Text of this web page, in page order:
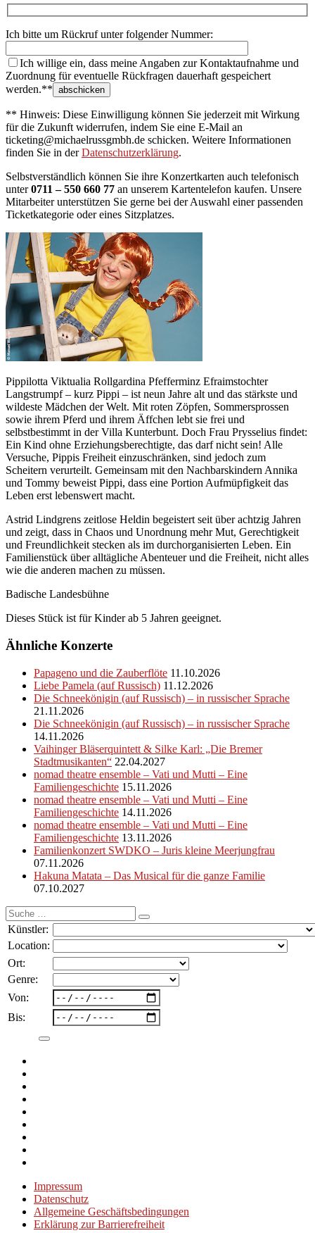
Ich bitte um Rückruf unter folgender Nummer:
Ich willige ein, dass meine Angaben zur Kontaktaufnahme und
Zuordnung für eventuelle Rückfragen dauerhaft gespeichert
werden.**
** Hinweis: Diese Einwilligung können Sie jederzeit mit Wirkung
für die Zukunft widerrufen, indem Sie eine E-Mail an
ticketing@michaelrussgmbh.de schicken. Weitere Informationen
finden Sie in derDatenschutzerklärung.
Selbstverständlich können Sie ihre Konzertkarten auch telefonisch
unter0711 – 550 660 77 an unserem Kartentelefon kaufen. Unsere
Mitarbeiter unterstützen Sie gerne bei der Auswahl einer passenden
Ticketkategorie oder eines Sitzplatzes.
Pippilotta Viktualia Rollgardina Pfefferminz Efraimstochter
Langstrumpf – kurz Pippi – ist neun Jahre alt und das stärkste und
wildeste Mädchen der Welt. Mit roten Zöpfen, Sommersprossen
sowie ihrem Pferd und ihrem Äffchen lebt sie frei und
selbstbestimmt in der Villa Kunterbunt. Doch Frau Prysselius findet:
Ein Kind ohne Erziehungsberechtigte, das darf nicht sein! Alle
Versuche, Pippis Freiheit einzuschränken, sind jedoch zum
Scheitern verurteilt. Gemeinsam mit den Nachbarskindern Annika
und Tommy beweist Pippi, dass eine Portion Aufmüpfigkeit das
Leben erst lebenswert macht.
Astrid Lindgrens zeitlose Heldin begeistert seit über achtzig Jahren
und zeigt, dass in Chaos und Unordnung mehr Mut, Gerechtigkeit
und Freundlichkeit stecken als im durchorganisierten Leben. Ein
Familienstück über alltägliche Abenteuer und die Freiheit, nicht alles
wie die anderen machen zu müssen.
Badische Landesbühne
Dieses Stück ist für Kinder ab 5 Jahren geeignet.
Ähnliche Konzerte
Papageno und die Zauberflöte 11.10.2026
Liebe Pamela (auf Russisch) 11.12.2026
Die Schneekönigin (auf Russisch) – in russischer Sprache
21.11.2026
Die Schneekönigin (auf Russisch) – in russischer Sprache
14.11.2026
Vaihinger Bläserquintett & Silke Karl: „Die Bremer
Stadtmusikanten“ 22.04.2027
nomad theatre ensemble – Vati und Mutti – Eine
Familiengeschichte 15.11.2026
nomad theatre ensemble – Vati und Mutti – Eine
Familiengeschichte 14.11.2026
nomad theatre ensemble – Vati und Mutti – Eine
Familiengeschichte 13.11.2026
Familienkonzert SWDKO – Juris kleine Meerjungfrau
07.11.2026
Hakuna Matata – Das Musical für die ganze Familie
07.10.2027
Suche
nach:
Künstler:
Location:
Ort:
Genre:
Von:
Bis:
Impressum
Datenschutz
Allgemeine Geschäftsbedingungen
Erklärung zur Barrierefreiheit